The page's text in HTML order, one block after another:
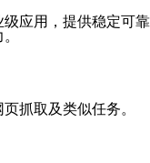
应用，提供稳定可靠
抓取及类似任务。